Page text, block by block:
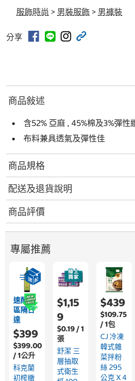
服飾時尚 > 男裝服飾 > 男褲裝
分享
商品敍述
含52% 亞麻 , 45%棉及3%彈性
布料兼具透氣及彈性佳
商品規格
配送及退貨說明
商品評價
專屬推薦
速配限
區隔日
達
$399
$399.00
/ 1公升
科克蘭
初榨橄
$1,15
9
$0.19 / 1
張
舒潔 三
層抽取
式衛生
$439
$109.75
/ 1包
CJ 冷凍
韓式雜
菜拌粉
絲 295
公克 X 4